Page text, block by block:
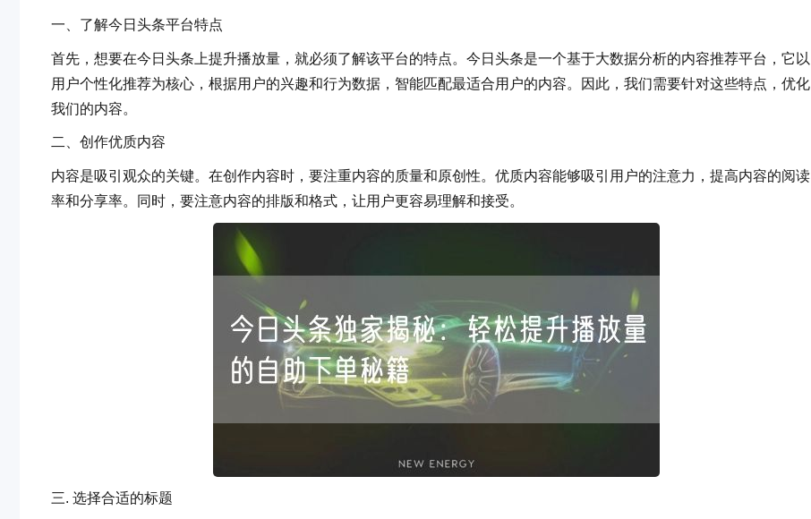
一、了解今日头条平台特点
首先，想要在今日头条上提升播放量，就必须了解该平台的特点。今日头条是一个基于大数据分析的内容推荐平台，它以
用户个性化推荐为核心，根据用户的兴趣和行为数据，智能匹配最适合用户的内容。因此，我们需要针对这些特点，优化
我们的内容。
二、创作优质内容
内容是吸引观众的关键。在创作内容时，要注重内容的质量和原创性。优质内容能够吸引用户的注意力，提高内容的阅读
率和分享率。同时，要注意内容的排版和格式，让用户更容易理解和接受。
三. 选择合适的标题